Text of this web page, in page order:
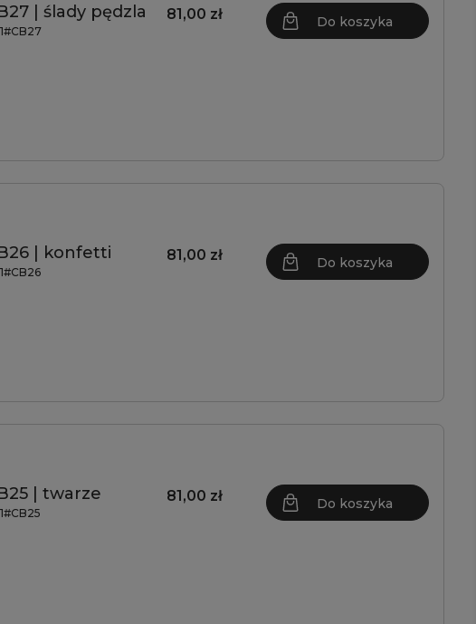
| ślady pędzla 81,00 zł Do koszyka
| konfetti 81,00 zł Do koszyka
| twarze 81,00 zł Do koszyka